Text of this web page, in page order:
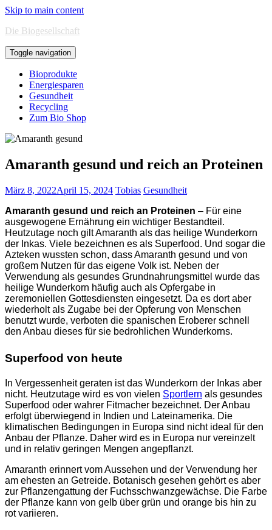
Skip to main content
Die Biogesellschaft
Toggle navigation
Bioprodukte
Energiesparen
Gesundheit
Recycling
Zum Bio Shop
Amaranth gesund und reich an Proteinen
März 8, 2022April 15, 2024 Tobias Gesundheit
Amaranth gesund und reich an Proteinen – Für eine
ausgewogene Ernährung ein wichtiger Bestandteil.
Heutzutage noch gilt Amaranth als das heilige Wunderkorn
der Inkas. Viele bezeichnen es als Superfood. Und sogar die
Azteken wussten schon, dass Amaranth gesund und von
großem Nutzen für das eigene Volk ist. Neben der
Verwendung als gesundes Grundnahrungsmittel wurde das
heilige Wunderkorn häufig auch als Opfergabe in
zeremoniellen Gottesdiensten eingesetzt. Da es dort aber
wiederholt als Zugabe bei der Opferung von Menschen
benutzt wurde, verboten die spanischen Eroberer schnell
den Anbau dieses für sie bedrohlichen Wunderkorns.
Superfood von heute
In Vergessenheit geraten ist das Wunderkorn der Inkas aber
nicht. Heutzutage wird es von vielen Sportlern als gesundes
Superfood oder wahrer Fitmacher bezeichnet. Der Anbau
erfolgt überwiegend in Indien und Lateinamerika. Die
klimatischen Bedingungen in Europa sind nicht ideal für den
Anbau der Pflanze. Daher wird es in Europa nur vereinzelt
und in relativ geringen Mengen angepflanzt.
Amaranth erinnert vom Aussehen und der Verwendung her
am ehesten an Getreide. Botanisch gesehen gehört es aber
zur Pflanzengattung der Fuchsschwanzgewächse. Die Farbe
der Pflanze kann von gelb über grün und orange bis hin zu
rot variieren.